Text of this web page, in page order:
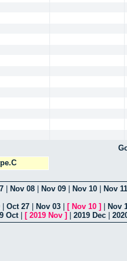
Nov 08 Nov 09 Nov 10
Nov 11
Oct 27 Nov 03 [ Nov 10 ]
Nov
Oct [ 2019 Nov ] 2019 Dec